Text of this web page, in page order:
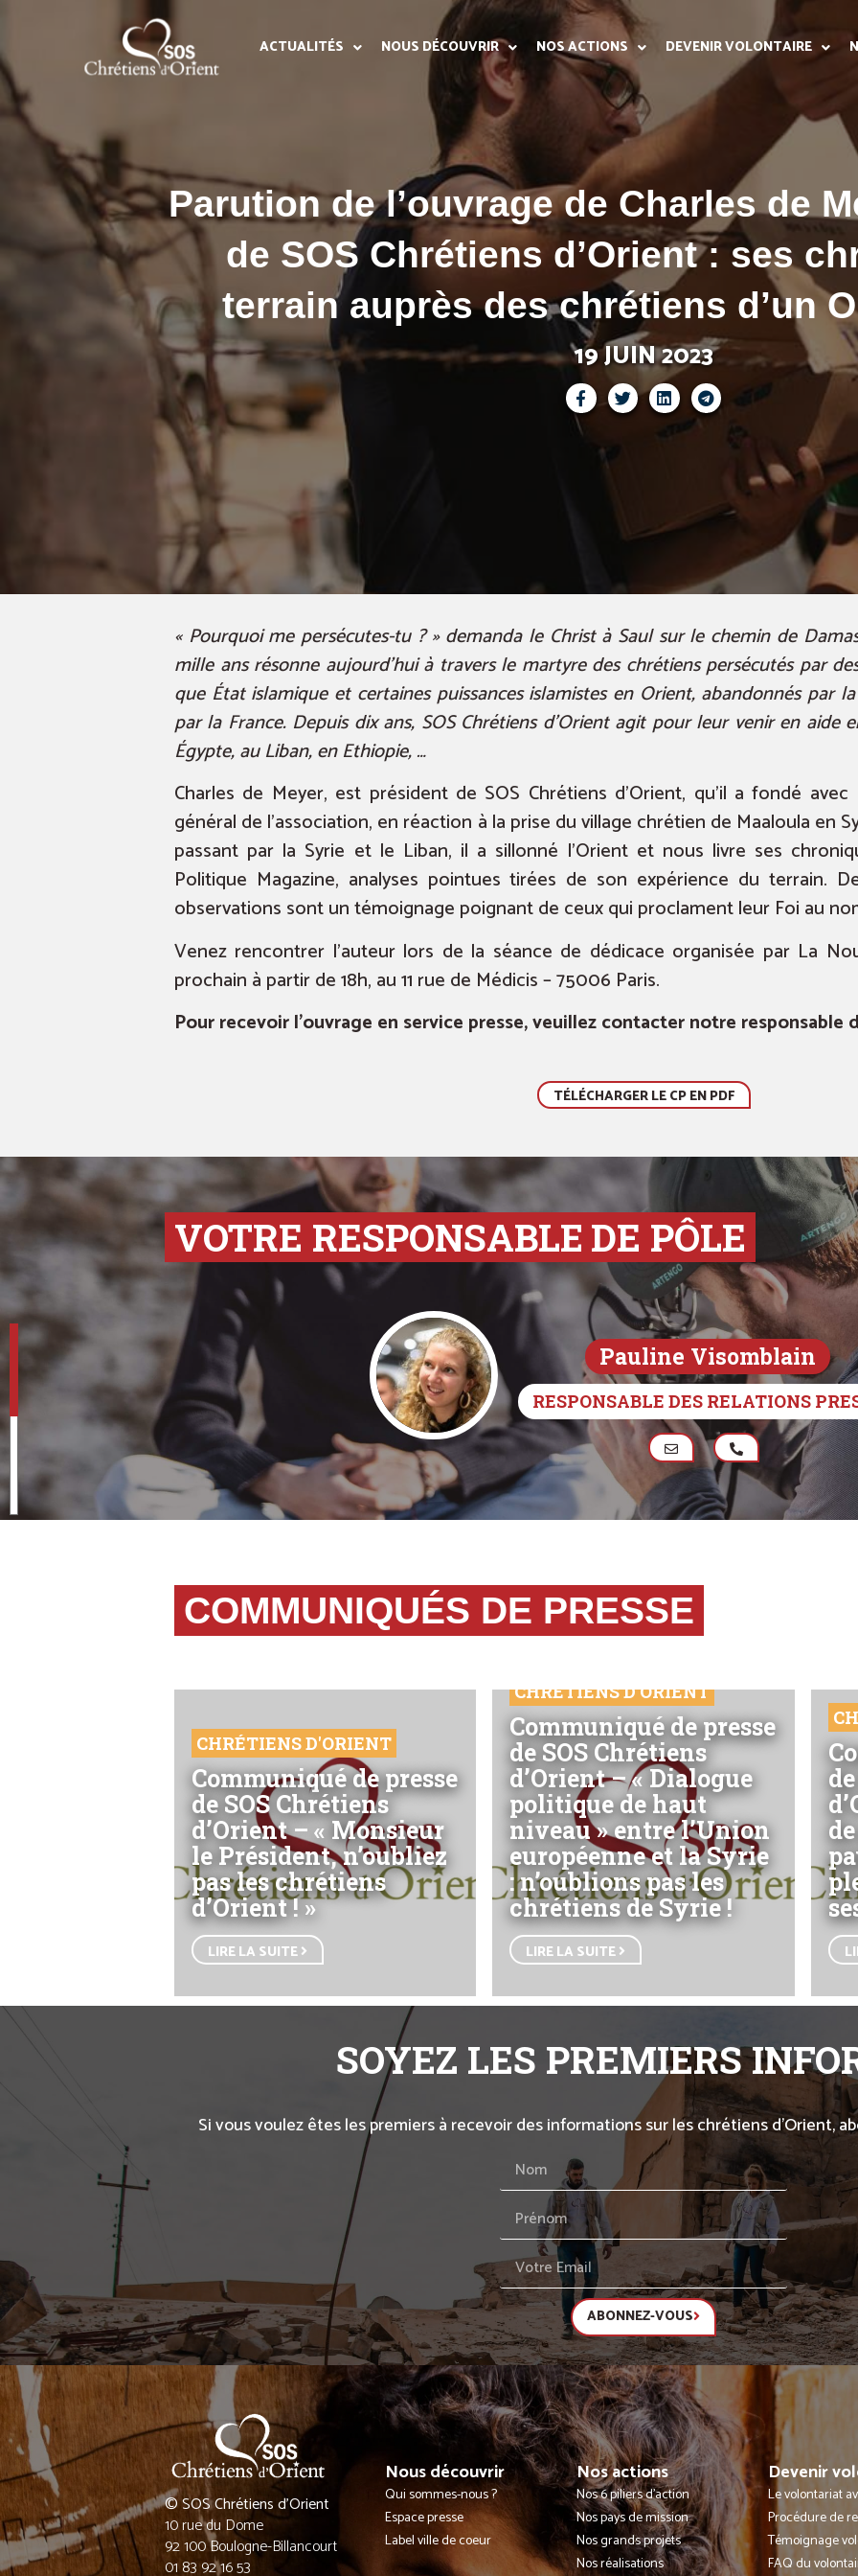
ACTUALITÉS NOUS DÉCOUVRIR NOS ACTIONS DEVENIR VOLONTAIRE
Parution de l’ouvrage de Charles de
de SOS Chrétiens d’Orient : ses
terrain auprès des chrétiens d’un
19 JUIN 2023
« Pourquoi me persécutes-tu ? » demanda le Christ à Saul sur le chemin de
mille ans résonne aujourd’hui à travers le martyre des chrétiens persécutés par
que État islamique et certaines puissances islamistes en Orient, abandonnés par
par la France. Depuis dix ans, SOS Chrétiens d’Orient agit pour leur venir en aide
Égypte, au Liban, en Ethiopie, …
Charles de Meyer, est président de SOS Chrétiens d’Orient, qu’il a fondé
général de l’association, en réaction à la prise du village chrétien de Maaloula en
passant par la Syrie et le Liban, il a sillonné l’Orient et nous livre ses
Politique Magazine, analyses pointues tirées de son expérience du terrain.
observations sont un témoignage poignant de ceux qui proclament leur Foi au
Venez rencontrer l’auteur lors de la séance de dédicace organisée par La
prochain à partir de 18h, au 11 rue de Médicis – 75006 Paris.
Pour recevoir l’ouvrage en service presse, veuillez contacter notre responsable
TÉLÉCHARGER LE CP EN PDF
VOTRE RESPONSABLE DE PÔLE
Pauline Visomblain
RESPONSABLE DES RELATIONS
COMMUNIQUÉS DE PRESSE
CHRÉTIENS D'ORIENT
Communiqué de presse
de SOS Chrétiens
d’Orient – « Monsieur
le Président, n’oubliez
pas les chrétiens
d’Orient ! »
LIRE LA SUITE
CHRÉTIENS D'ORIENT
Communiqué de presse
de SOS Chrétiens
d’Orient – « Dialogue
politique de haut
niveau » entre l’Union
européenne et la Syrie
: n’oublions pas les
chrétiens de Syrie !
LIRE LA SUITE
SOYEZ LES PREMIERS
Si vous voulez êtes les premiers à recevoir des informations sur les chrétiens d’Orient,
ABONNEZ-VOUS
© SOS Chrétiens d’Orient
10 rue du Dome
92 100 Boulogne-Billancourt
01 83 92 16 53
Nous découvrir
Qui sommes-nous ?
Espace presse
Label ville de coeur
Nos actions
Nos 6 piliers d'action
Nos pays de mission
Nos grands projets
Nos réalisations
Devenir
Le volontariat
Procédure de
Témoignage
FAQ du